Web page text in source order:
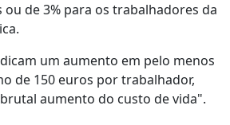
de 3% para os trabalhadores da
um aumento em pelo menos
de 150 euros por trabalhador,
aumento do custo de vida".